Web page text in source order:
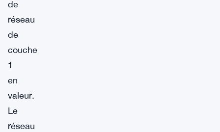
de
réseau
de
couche
1
en
valeur.
Le
réseau